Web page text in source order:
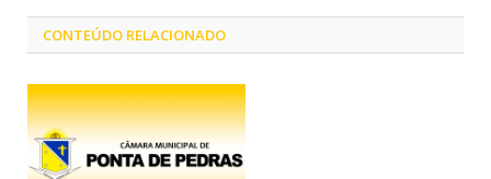
CONTEÚDO RELACIONADO